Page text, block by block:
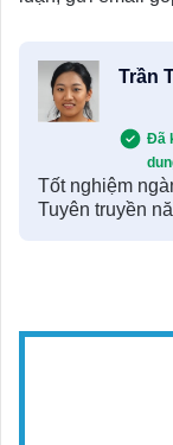
Trần
Đã
Tốt nghiệm
Tuyên truyền